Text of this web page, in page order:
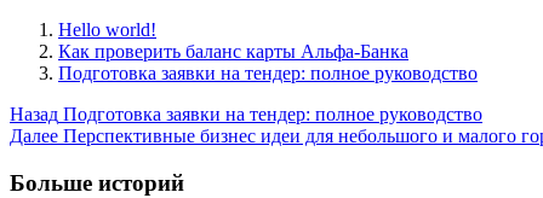
Hello world!
Как проверить баланс карты Альфа-Банка
Подготовка заявки на тендер: полное руководство
Post
Navigation
Назад Подготовка заявки на тендер: полное руководство
Далее Перспективные бизнес идеи для небольшого и малого
Больше историй